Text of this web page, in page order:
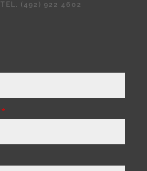
TEL. (492) 922 4602
*